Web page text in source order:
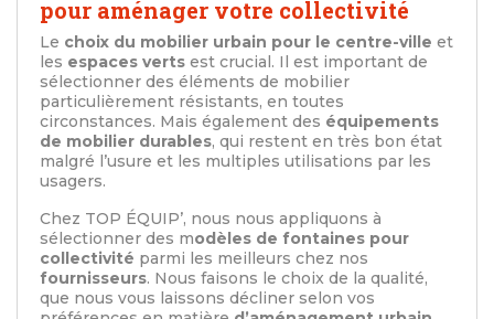
pour aménager votre collectivité
Le choix du mobilier urbain pour le centre-ville et
les espaces verts est crucial. Il est important de
sélectionner des éléments de mobilier
particulièrement résistants, en toutes
circonstances. Mais également des équipements
de mobilier durables, qui restent en très bon état
malgré l’usure et les multiples utilisations par les
usagers.
Chez TOP ÉQUIP’, nous nous appliquons à
sélectionner des modèles de fontaines pour
collectivité parmi les meilleurs chez nos
fournisseurs. Nous faisons le choix de la qualité,
que nous vous laissons décliner selon vos